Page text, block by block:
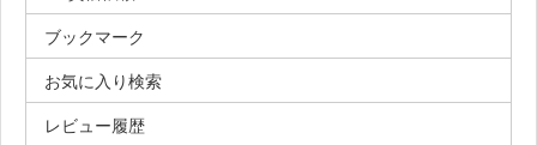
ブックマーク
お気に入り検索
レビュー履歴